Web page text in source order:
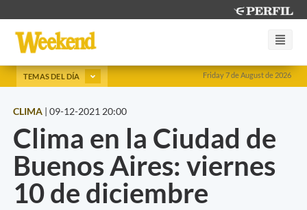
Friday 7 de August de 2026
TEMAS DEL DÍA
CLIMA | 09-12-2021 20:00
Clima en la Ciudad de
Buenos Aires: viernes
10 de diciembre